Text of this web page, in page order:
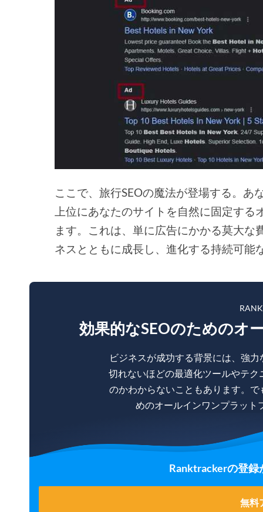
ここで、旅行SEOの魔法が登場する。
上位にあなたのサイトを自然に固定す
ます。これは、単に広告にかかる莫大
ネスとともに成長し、進化する持続可能
効果的なSEOのためのオ
ビジネスが成功する背景には、強
切れないほどの最適化ツールやテ
のかわからないこともあります。
めのオールインワンプラット
Ranktrackerの登録
無料